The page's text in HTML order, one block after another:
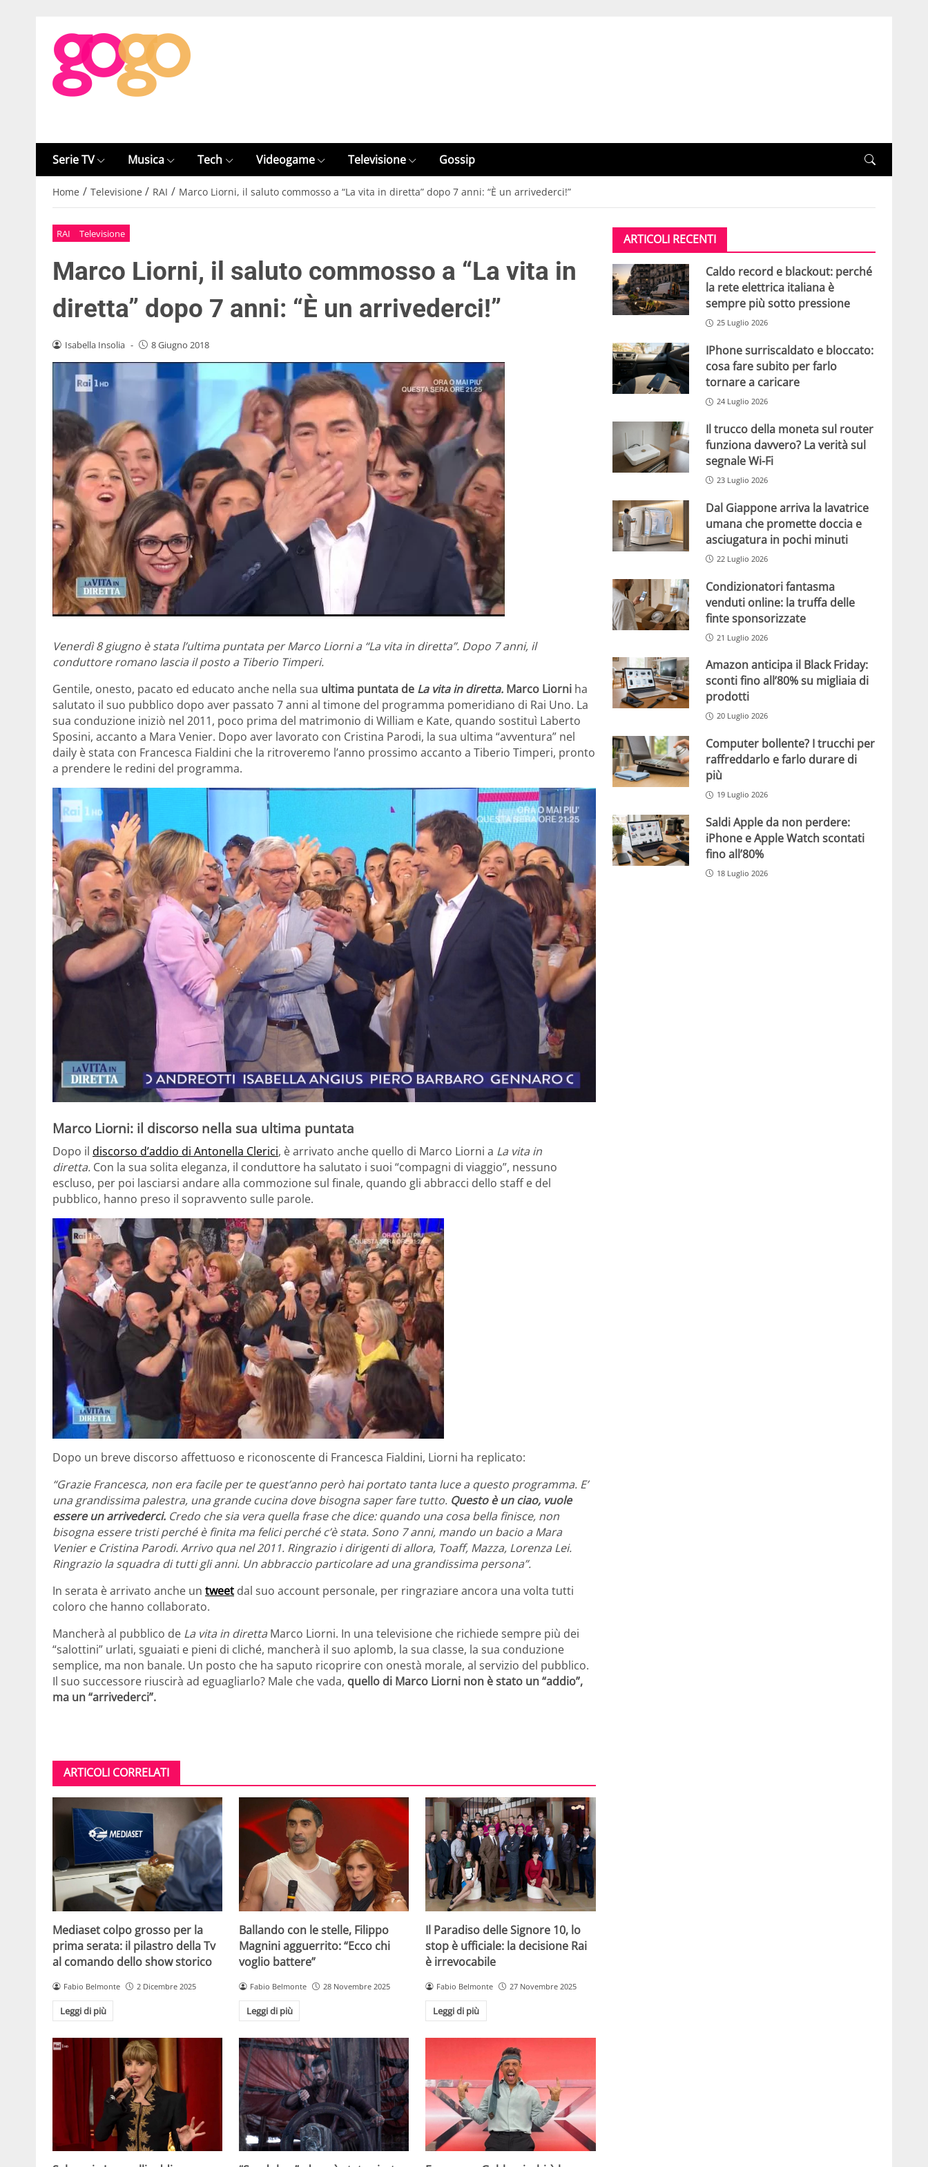
Serie TV Musica Tech Videogame Televisione Gossip
Home / Televisione / RAI / Marco Liorni, il saluto commosso a “La vita in diretta” dopo 7 anni: “È un arrivederci!”
RAI Televisione
Marco Liorni, il saluto commosso a “La vita in
diretta” dopo 7 anni: “È un arrivederci!”
Isabella Insolia - 8 Giugno 2018
Venerdì 8 giugno è stata l’ultima puntata per Marco Liorni a “La vita in diretta”. Dopo 7 anni, il
conduttore romano lascia il posto a Tiberio Timperi.
Gentile, onesto, pacato ed educato anche nella sua ultima puntata de La vita in diretta. Marco Liorni ha
salutato il suo pubblico dopo aver passato 7 anni al timone del programma pomeridiano di Rai Uno. La
sua conduzione iniziò nel 2011, poco prima del matrimonio di William e Kate, quando sostituì Laberto
Sposini, accanto a Mara Venier. Dopo aver lavorato con Cristina Parodi, la sua ultima “avventura” nel
daily è stata con Francesca Fialdini che la ritroveremo l’anno prossimo accanto a Tiberio Timperi, pronto
a prendere le redini del programma.
Marco Liorni: il discorso nella sua ultima puntata
Dopo il discorso d’addio di Antonella Clerici, è arrivato anche quello di Marco Liorni a La vita in
diretta. Con la sua solita eleganza, il conduttore ha salutato i suoi “compagni di viaggio”, nessuno
escluso, per poi lasciarsi andare alla commozione sul finale, quando gli abbracci dello staff e del
pubblico, hanno preso il sopravvento sulle parole.
Dopo un breve discorso affettuoso e riconoscente di Francesca Fialdini, Liorni ha replicato:
“Grazie Francesca, non era facile per te quest’anno però hai portato tanta luce a questo programma. E’
una grandissima palestra, una grande cucina dove bisogna saper fare tutto. Questo è un ciao, vuole
essere un arrivederci. Credo che sia vera quella frase che dice: quando una cosa bella finisce, non
bisogna essere tristi perché è finita ma felici perché c’è stata. Sono 7 anni, mando un bacio a Mara
Venier e Cristina Parodi. Arrivo qua nel 2011. Ringrazio i dirigenti di allora, Toaff, Mazza, Lorenza Lei.
Ringrazio la squadra di tutti gli anni. Un abbraccio particolare ad una grandissima persona”.
In serata è arrivato anche un tweet dal suo account personale, per ringraziare ancora una volta tutti
coloro che hanno collaborato.
Mancherà al pubblico de La vita in diretta Marco Liorni. In una televisione che richiede sempre più dei
“salottini” urlati, sguaiati e pieni di cliché, mancherà il suo aplomb, la sua classe, la sua conduzione
semplice, ma non banale. Un posto che ha saputo ricoprire con onestà morale, al servizio del pubblico.
Il suo successore riuscirà ad eguagliarlo? Male che vada, quello di Marco Liorni non è stato un “addio”,
ma un “arrivederci”.
ARTICOLI CORRELATI
Mediaset colpo grosso per la
prima serata: il pilastro della Tv
al comando dello show storico
Fabio Belmonte 2 Dicembre 2025
Leggi di più
Ballando con le stelle, Filippo
Magnini agguerrito: “Ecco chi
voglio battere”
Fabio Belmonte 28 Novembre 2025
Leggi di più
Il Paradiso delle Signore 10, lo
stop è ufficiale: la decisione Rai
è irrevocabile
Fabio Belmonte 27 Novembre 2025
Leggi di più
ARTICOLI RECENTI
Caldo record e blackout: perché
la rete elettrica italiana è
sempre più sotto pressione
25 Luglio 2026
IPhone surriscaldato e bloccato:
cosa fare subito per farlo
tornare a caricare
24 Luglio 2026
Il trucco della moneta sul router
funziona davvero? La verità sul
segnale Wi-Fi
23 Luglio 2026
Dal Giappone arriva la lavatrice
umana che promette doccia e
asciugatura in pochi minuti
22 Luglio 2026
Condizionatori fantasma
venduti online: la truffa delle
finte sponsorizzate
21 Luglio 2026
Amazon anticipa il Black Friday:
sconti fino all’80% su migliaia di
prodotti
20 Luglio 2026
Computer bollente? I trucchi per
raffreddarlo e farlo durare di
più
19 Luglio 2026
Saldi Apple da non perdere:
iPhone e Apple Watch scontati
fino all’80%
18 Luglio 2026